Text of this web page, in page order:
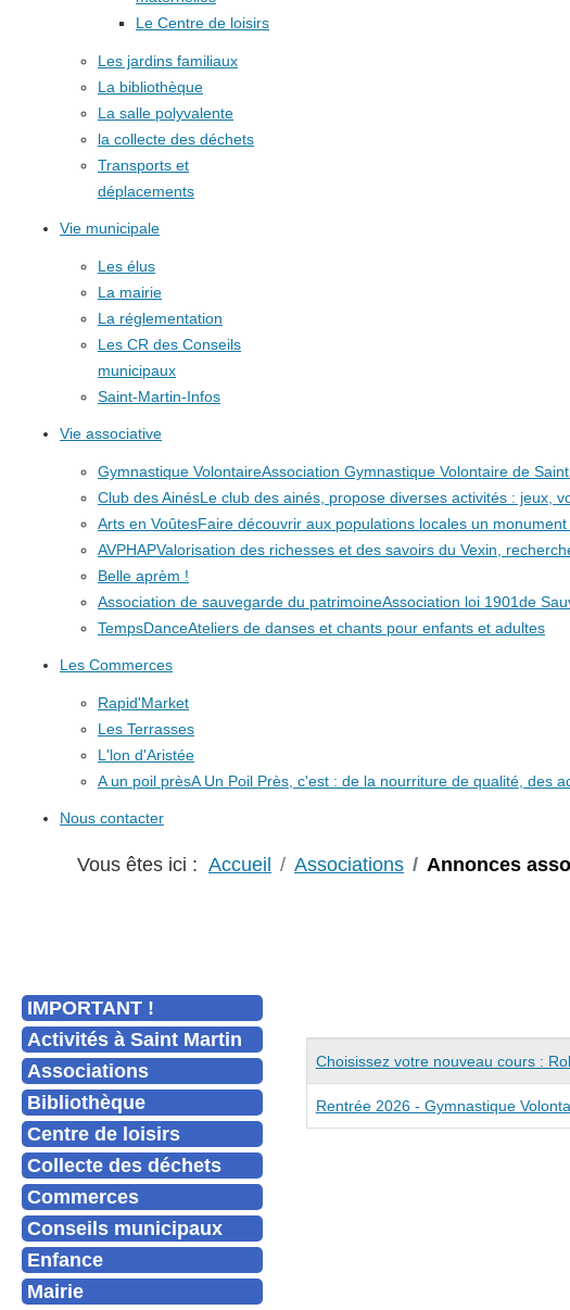
Le Centre de loisirs
Les jardins familiaux
La bibliothèque
La salle polyvalente
la collecte des déchets
Transports et
déplacements
Vie municipale
Les élus
La mairie
La réglementation
Les CR des Conseils
municipaux
Saint-Martin-Infos
Vie associative
Gymnastique VolontaireAssociation Gymnastique Volontaire de
Club des AinésLe club des ainés, propose diverses activités : jeux,
Arts en VoûtesFaire découvrir aux populations locales un
AVPHAPValorisation des richesses et des savoirs du Vexin,
Belle aprèm !
Association de sauvegarde du patrimoineAssociation loi 1901de
TempsDanceAteliers de danses et chants pour enfants et adultes
Les Commerces
Rapid'Market
Les Terrasses
L'lon d'Aristée
A un poil prèsA Un Poil Près, c'est : de la nourriture de qualité, des
Nous contacter
Vous êtes ici : Accueil Associations Annonces
IMPORTANT !
Activités à Saint Martin
Associations
Bibliothèque
Centre de loisirs
Collecte des déchets
Commerces
Conseils municipaux
Enfance
Mairie
Titre
Choisissez votre nouveau cours :
Rentrée 2026 - Gymnastique